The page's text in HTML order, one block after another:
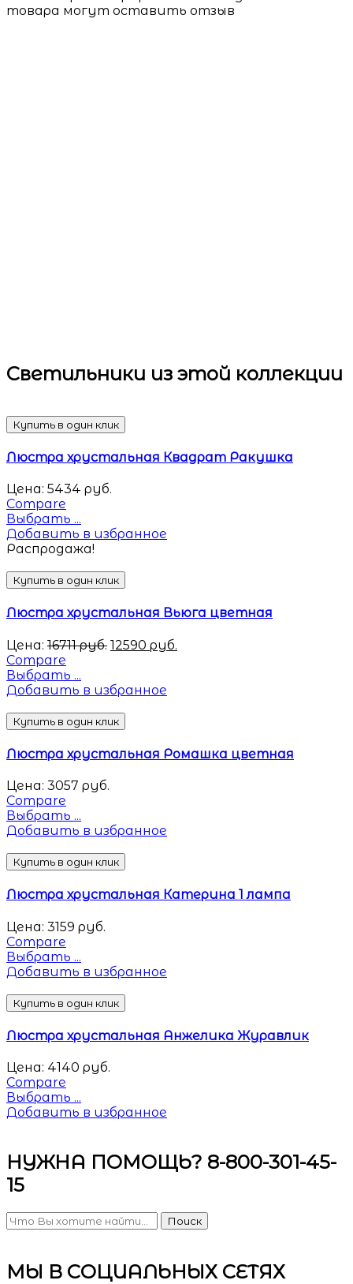
товара могут оставить отзыв
Светильники из этой коллекции
Купить в один клик
Люстра хрустальная Квадрат Ракушка
Цена: 5434 руб.
Compare
Выбрать ...
Добавить в избранное
Распродажа!
Купить в один клик
Люстра хрустальная Вьюга цветная
Цена: 16711руб. 12590 руб.
Compare
Выбрать ...
Добавить в избранное
Купить в один клик
Люстра хрустальная Ромашка цветная
Цена: 3057 руб.
Compare
Выбрать ...
Добавить в избранное
Купить в один клик
Люстра хрустальная Катерина 1 лампа
Цена: 3159 руб.
Compare
Выбрать ...
Добавить в избранное
Купить в один клик
Люстра хрустальная Анжелика Журавлик
Цена: 4140 руб.
Compare
Выбрать ...
Добавить в избранное
НУЖНА ПОМОЩЬ? 8-800-301-45-
15
Поиск
МЫ В СОЦИАЛЬНЫХ СЕТЯХ